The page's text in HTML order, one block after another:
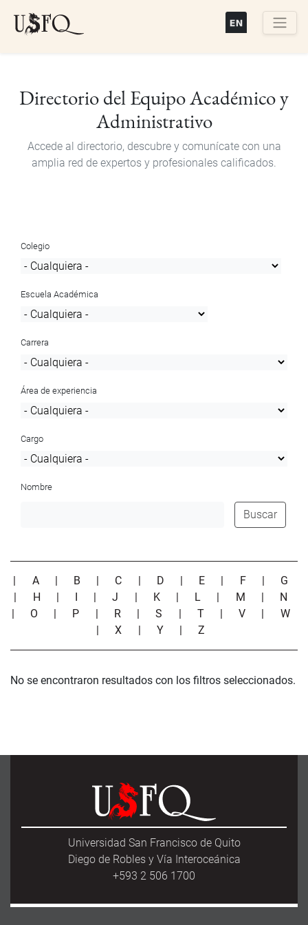
Directorio del Equipo Académico y
Administrativo
Accede al directorio, descubre y comunícate con una
amplia red de expertos y profesionales calificados.
Colegio
Escuela Académica
Carrera
Área de experiencia
Cargo
Nombre
Buscar
| A | B | C | D | E | F | G
| H | I |J | K | L | M | N
| O | P | R |S | T |V | W
|X | Y |Z
No se encontraron resultados con los filtros seleccionados.
Universidad San Francisco de Quito
Diego de Robles y Vía Interoceánica
+593 2 506 1700